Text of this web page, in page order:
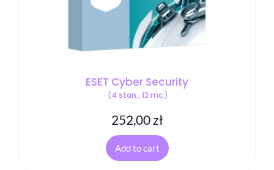
ESET Cyber Security
(4 stan., 12 mc.)
252,00 zł
Add to cart